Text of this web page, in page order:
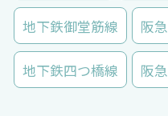
地下鉄御堂筋線 阪
地下鉄四つ橋線 阪